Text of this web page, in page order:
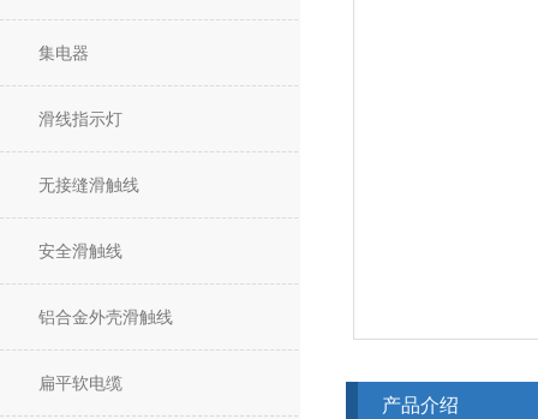
集电器
滑线指示灯
无接缝滑触线
安全滑触线
铝合金外壳滑触线
扁平软电缆
产品介绍